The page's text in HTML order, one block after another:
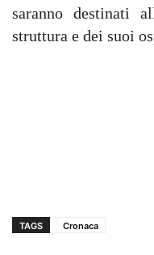
saranno destinati
struttura e dei suoi
TAGS Cronaca